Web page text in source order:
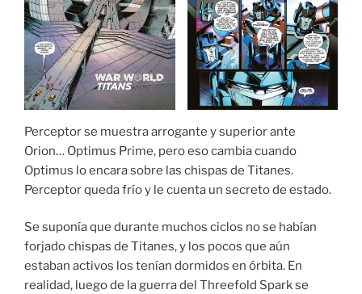
Perceptor se muestra arrogante y superior ante
Orion… Optimus Prime, pero eso cambia cuando
Optimus lo encara sobre las chispas de Titanes.
Perceptor queda frío y le cuenta un secreto de estado.
Se suponía que durante muchos ciclos no se habían
forjado chispas de Titanes, y los pocos que aún
estaban activos los tenían dormidos en órbita. En
realidad, luego de la guerra del Threefold Spark se